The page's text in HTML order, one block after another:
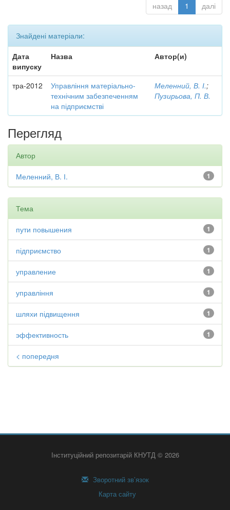
назад 1 далі
Знайдені матеріали:
Дата
випуску
Назва Автор(и)
тра-2012
Управління матеріально-
технічним забезпеченням
на підприємстві
Меленний, В. І.;
Пузирьова, П. В.
Перегляд
Автор
1
Меленний, В. І.
Тема
1
пути повышения
1
підприємство
1
управление
1
управління
1
шляхи підвищення
1
эффективность
< попередня
Інституційний репозитарій КНУТД © 2026
Зворотний зв’язок
Карта сайту